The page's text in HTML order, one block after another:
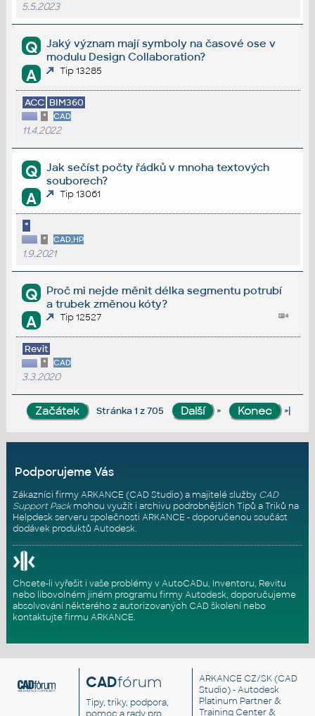
5.5.2023
Q
Jaký význam mají symboly na časové ose v
modulu Design Collaboration?
A Tip 13285
ACC BIM360
* CAD
11.4.2022
Q
Jak sečíst počty řádků v mnoha textových
souborech?
A Tip 13061
*
* CAD,HP
1.9.2021
Q
Proč mi nejde měnit délka segmentu potrubí
a trubek změnou kóty?
A Tip 12527
Revit
* CAD
3.3.2020
Stránka 1 z 705 » »|
Podporujeme Vás
Zákazníci firmy ARKANCE (CAD Studio) a majitelé služby CAD
Support Packmohou využít i archivu podrobnějších Tipů a Triků na
Helpdesk serveru společnosti ARKANCE - doporučenou součást
dodávek produktů Autodesk.
Chcete-li vyřešit i vaše problémy v AutoCADu, Inventoru, Revitu
nebo libovolném jiném programu firmy Autodesk, doporučujeme
absolvování některého z autorizovaných CAD školenínebo
kontaktujte firmu ARKANCE.
CADfórum
Tipy, triky, podpora,
pomoc a rady pro
ARKANCE CZ/SK(CAD
Studio) - Autodesk
Platinum Partner &
Training Center &